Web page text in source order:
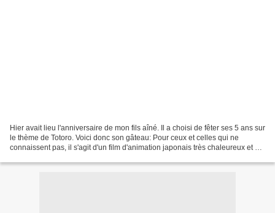
Hier avait lieu l'anniversaire de mon fils aîné. Il a choisi de fêter ses 5 ans sur
le thème de Totoro. Voici donc son gâteau: Pour ceux et celles qui ne
connaissent pas, il s'agit d'un film d'animation japonais très chaleureux et qui